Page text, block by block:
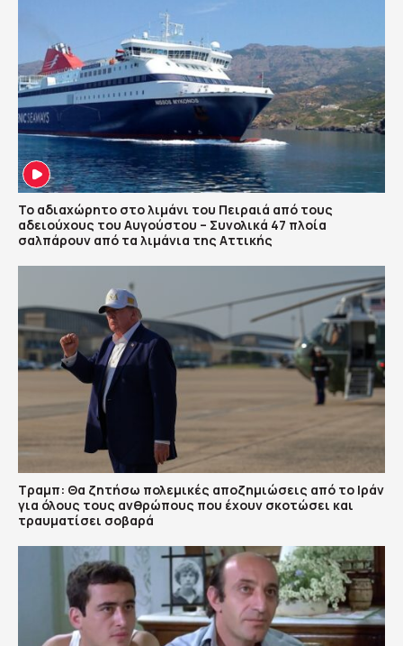
Το αδιαχώρητο στο λιμάνι του Πειραιά από τους
αδειούχους του Αυγούστου – Συνολικά 47 πλοία
σαλπάρουν από τα λιμάνια της Αττικής
Τραμπ: Θα ζητήσω πολεμικές αποζημιώσεις από το Ιράν
για όλους τους ανθρώπους που έχουν σκοτώσει και
τραυματίσει σοβαρά